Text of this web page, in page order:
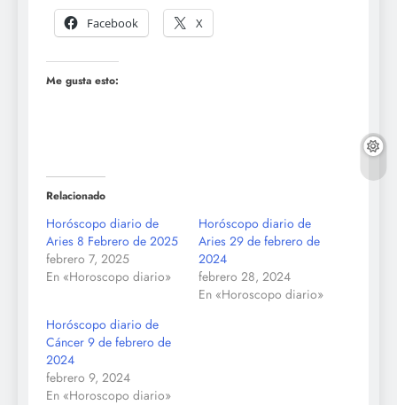
Facebook
X
Me gusta esto:
Relacionado
Horóscopo diario de
Aries 8 Febrero de 2025
febrero 7, 2025
En «Horoscopo diario»
Horóscopo diario de
Aries 29 de febrero de
2024
febrero 28, 2024
En «Horoscopo diario»
Horóscopo diario de
Cáncer 9 de febrero de
2024
febrero 9, 2024
En «Horoscopo diario»